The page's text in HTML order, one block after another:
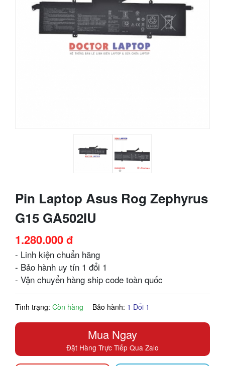
Pin Laptop Asus Rog Zephyrus
G15 GA502IU
1.280.000 đ
- Linh kiện chuẩn hãng
- Bảo hành uy tín 1 đổi 1
- Vận chuyển hàng ship code toàn quốc
Tình trạng: Còn hàng Bảo hành: 1 Đổi 1
Mua Ngay
Đặt Hàng Trực Tiếp Qua Zalo